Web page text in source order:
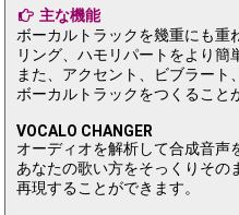
主な機能
ボーカルトラックを幾重にも重
リング、ハモリパートをより簡
また、アクセント、ビブラー
ボーカルトラックをつくること
VOCALO CHANGER
オーディオを解析して合成音声
あなたの歌い方をそっくりその
再現することができます。